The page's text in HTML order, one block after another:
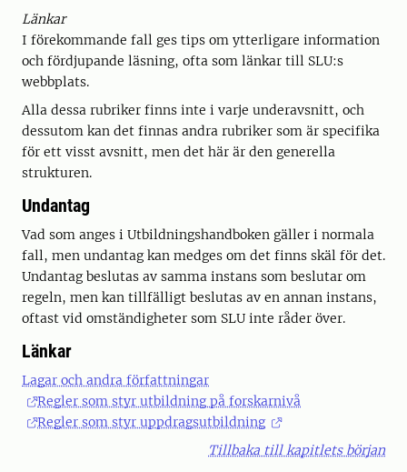
Länkar
I förekommande fall ges tips om ytterligare information
och fördjupande läsning, ofta som länkar till SLU:s
webbplats.
Alla dessa rubriker finns inte i varje underavsnitt, och
dessutom kan det finnas andra rubriker som är specifika
för ett visst avsnitt, men det här är den generella
strukturen.
Undantag
Vad som anges i Utbildningshandboken gäller i normala
fall, men undantag kan medges om det finns skäl för det.
Undantag beslutas av samma instans som beslutar om
regeln, men kan tillfälligt beslutas av en annan instans,
oftast vid omständigheter som SLU inte råder över.
Länkar
Lagar och andra författningar
Regler som styr utbildning på forskarnivå
Regler som styr uppdragsutbildning
Tillbaka till kapitlets början